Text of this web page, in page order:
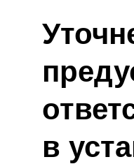
в